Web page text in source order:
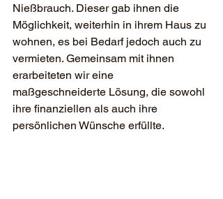
Nießbrauch. Dieser gab ihnen die
Möglichkeit, weiterhin in ihrem Haus zu
wohnen, es bei Bedarf jedoch auch zu
vermieten. Gemeinsam mit ihnen
erarbeiteten wir eine
maßgeschneiderte Lösung, die sowohl
ihre finanziellen als auch ihre
persönlichen Wünsche erfüllte.